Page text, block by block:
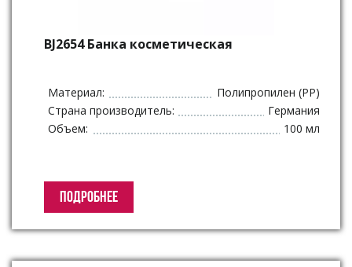
BJ2654 Банка косметическая
Материал:
Полипропилен (PP)
Страна производитель:
Германия
Объем:
100 мл
ПОДРОБНЕЕ